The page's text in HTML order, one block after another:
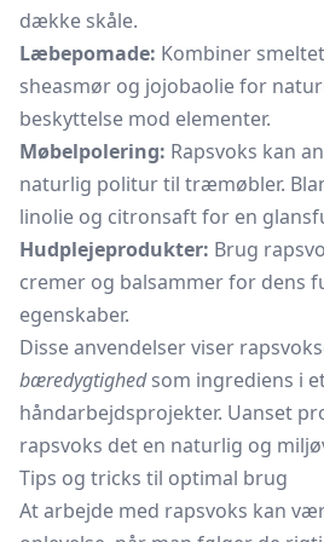
dække skåle.
Læbepomade: Kombiner
sheasmør og jojobaolie for
beskyttelse mod elementer.
Møbelpolering: Rapsvoks kan
naturlig politur til træmøbler.
linolie og citronsaft for en
Hudplejeprodukter: Brug
cremer og balsammer for dens
egenskaber.
Disse anvendelser viser
bæredygtighedsom ingrediens i
håndarbejdsprojekter. Uanset
rapsvoks det en naturlig og
Tips og tricks til optimal brug
At arbejde med rapsvoks kan